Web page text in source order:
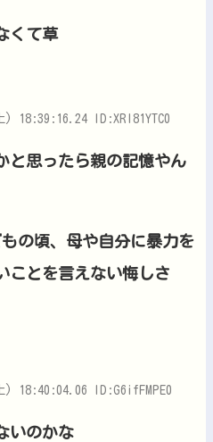
くて草
) 18:39:16.24 ID:XRI81YTC0
と思ったら親の記憶やん
の頃、母や自分に暴力を
ことを言えない悔しさ
) 18:40:04.06 ID:G6ifFMPE0
いのかな